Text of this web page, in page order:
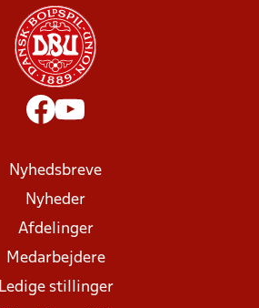
Nyhedsbreve
Nyheder
Afdelinger
Medarbejdere
Ledige stillinger